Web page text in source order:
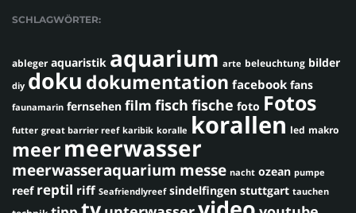
SCHLAGWÖRTER:
ableger aquaristik aquarium arte beleuchtung bilder
diy doku dokumentation facebook fans
faunamarin fernsehen film fisch fische foto Fotos
futter great barrier reef karibik koralle korallen led makro
meermeerwasser
meerwasseraquarium messe nacht ozean pumpe
reef reptil riff Seafriendlyreef sindelfingen stuttgart tauchen